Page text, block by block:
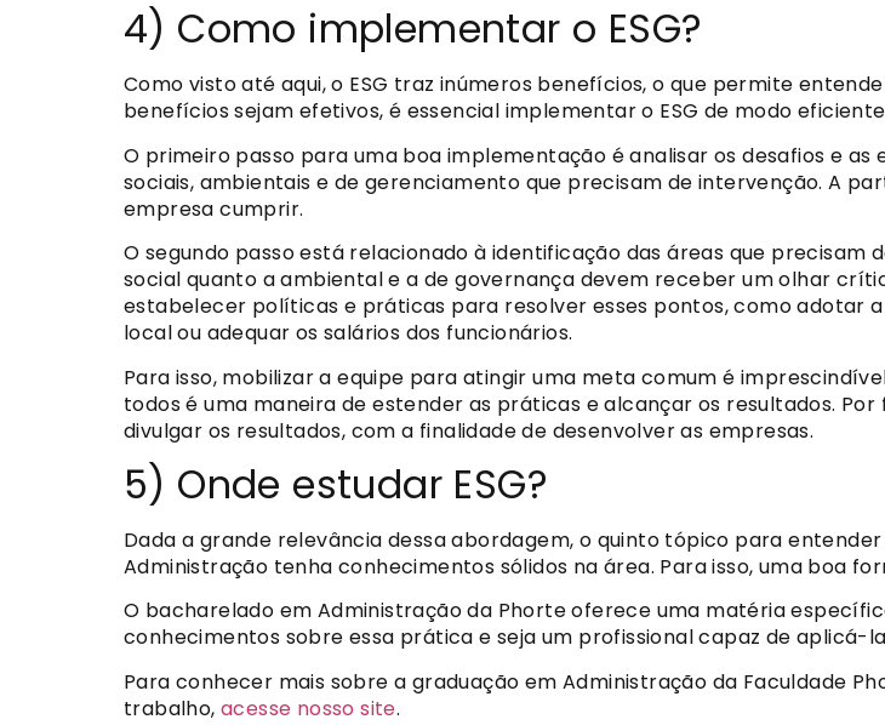
4) Como implementar o ESG?
Como visto até aqui, o ESG traz inúmeros benefícios, o que permite
benefícios sejam efetivos, é essencial implementar o ESG de modo
O primeiro passo para uma boa implementação é analisar os desafios e
sociais, ambientais e de gerenciamento que precisam de intervenção. A
empresa cumprir.
O segundo passo está relacionado à identificação das áreas que
social quanto a ambiental e a de governança devem receber um olhar
estabelecer políticas e práticas para resolver esses pontos, como adotar
local ou adequar os salários dos funcionários.
Para isso, mobilizar a equipe para atingir uma meta comum é
todos é uma maneira de estender as práticas e alcançar os resultados.
divulgar os resultados, com a finalidade de desenvolver as empresas.
5) Onde estudar ESG?
Dada a grande relevância dessa abordagem, o quinto tópico para
Administração tenha conhecimentos sólidos na área. Para isso, uma boa
O bacharelado em Administração da Phorte oferece uma matéria
conhecimentos sobre essa prática e seja um profissional capaz de aplicá-
Para conhecer mais sobre a graduação em Administração da Faculdade
trabalho,acesse nosso site.